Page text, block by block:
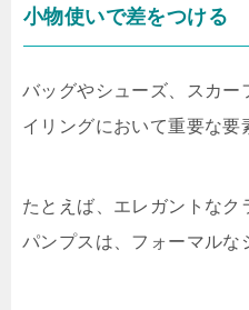
小物使いで差をつける
バッグやシューズ、スカー
イリングにおいて重要な要
たとえば、エレガントなク
パンプスは、フォーマルな